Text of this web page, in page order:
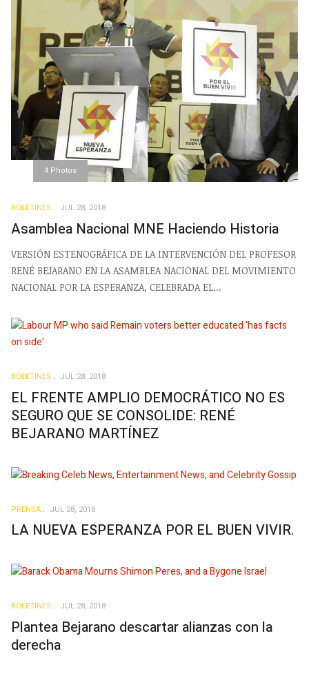
4 Photos
BOLETINES JUL 28, 2018
Asamblea Nacional MNE Haciendo Historia
VERSIÓN ESTENOGRÁFICA DE LA INTERVENCIÓN DEL PROFESOR
RENÉ BEJARANO EN LA ASAMBLEA NACIONAL DEL MOVIMIENTO
NACIONAL POR LA ESPERANZA, CELEBRADA EL...
BOLETINES JUL 28, 2018
EL FRENTE AMPLIO DEMOCRÁTICO NO ES
SEGURO QUE SE CONSOLIDE: RENÉ
BEJARANO MARTÍNEZ
PRENSA JUL 28, 2018
LA NUEVA ESPERANZA POR EL BUEN VIVIR.
BOLETINES JUL 28, 2018
Plantea Bejarano descartar alianzas con la
derecha